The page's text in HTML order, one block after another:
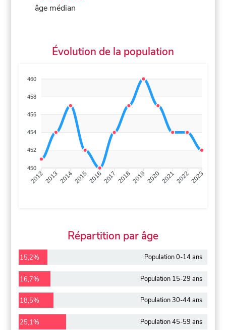
âge médian
Évolution de la population
460
458
456
454
452
450
201220132014201520162017 20182019 2020202120222023
Répartition par âge
15,2% Population 0-14 ans
16,7% Population 15-29 ans
18,5% Population 30-44 ans
25,1% Population 45-59 ans